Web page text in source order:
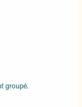
2026
groupé.